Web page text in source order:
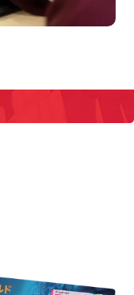
Open